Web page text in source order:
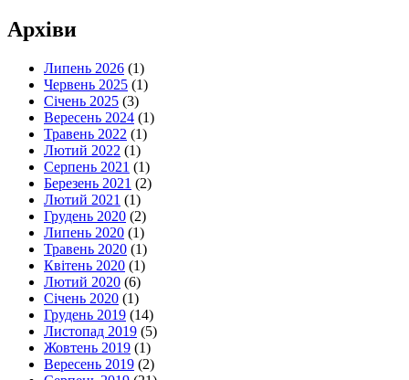
Архіви
Липень 2026 (1)
Червень 2025 (1)
Січень 2025 (3)
Вересень 2024 (1)
Травень 2022 (1)
Лютий 2022 (1)
Серпень 2021 (1)
Березень 2021 (2)
Лютий 2021 (1)
Грудень 2020 (2)
Липень 2020 (1)
Травень 2020 (1)
Квітень 2020 (1)
Лютий 2020 (6)
Січень 2020 (1)
Грудень 2019 (14)
Листопад 2019 (5)
Жовтень 2019 (1)
Вересень 2019 (2)